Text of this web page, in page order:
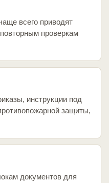
всего приводят
проверкам
инструкции под
защиты,
документов для